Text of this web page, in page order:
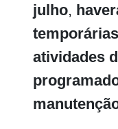
julho,
atividades